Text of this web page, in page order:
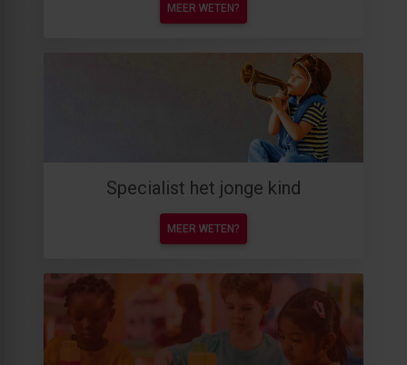
MEER WETEN?
Specialist het jonge kind
MEER WETEN?